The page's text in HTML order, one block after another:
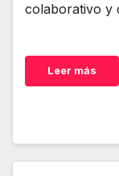
colaborativo y
Leer más